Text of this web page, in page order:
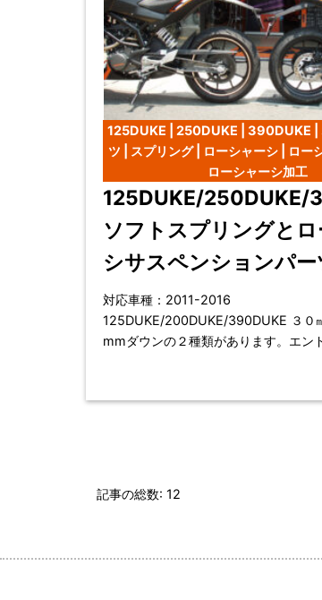
125DUKE | 250DUKE | 390DUKE |
ツ | スプリング | ローシャーシ | ロー
ローシャーシ加工
125DUKE/250DUKE/
ソフトスプリングと
シサスペンションパー
対応車種：2011-2016
125DUKE/200DUKE/390DUKE ３０㎜ダウンと６０
mmダウンの２種類があります。エン
記事の総数: 12